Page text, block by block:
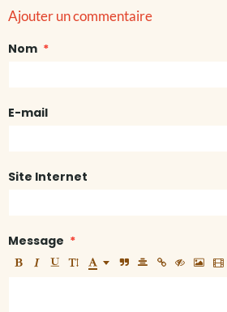
Ajouter un commentaire
Nom
E-mail
Site Internet
Message